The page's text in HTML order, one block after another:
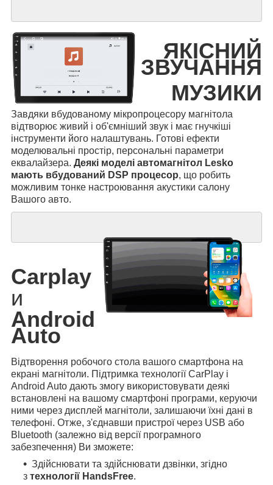
ЯКІСНИЙ
ЗВУЧАННЯ
МУЗИКИ
Завдяки вбудованому мікропроцесору магнітола
відтворює живий і об'ємніший звук і має гнучкіші
інструменти його налаштувань. Готові ефекти
моделювальні простір, персональні параметри
еквалайзера. Деякі моделі автомагнітол Lesko
мають вбудований DSP процесор, що робить
можливим тонке настроювання акустики салону
Вашого авто.
Carplay
и
Android
Auto
Відтворення робочого стола вашого смартфона на
екрані магнітоли. Підтримка технології CarPlay і
Android Auto дають змогу використовувати деякі
встановлені на вашому смартфоні програми, керуючи
ними через дисплей магнітоли, залишаючи їхні дані в
телефоні. Отже, з'єднавши пристрої через USB або
Bluetooth (залежно від версії програмного
забезпечення) Ви зможете:
Здійснювати та здійснювати дзвінки, згідно
з технології HandsFree.